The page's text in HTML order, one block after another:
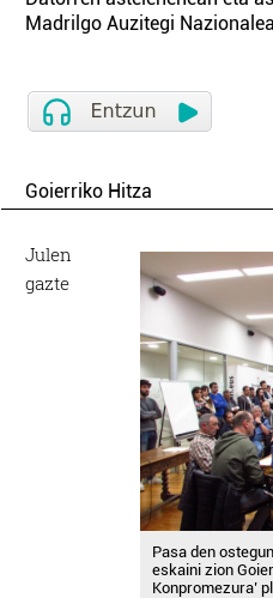
Madrilgo Auzitegi
Goierriko Hitza
Pasa den
eskaini zion
Konpromezura’
Julen
gazte